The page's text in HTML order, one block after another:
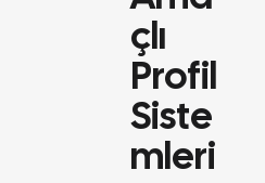
Çlı
Profil
Siste
Mleri